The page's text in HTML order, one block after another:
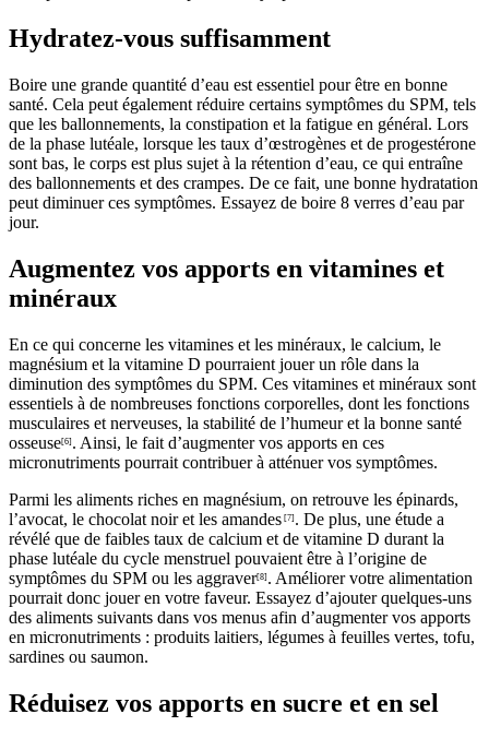
Hydratez-vous suffisamment
Boire une grande quantité d’eau est essentiel pour être en bonne
santé. Cela peut également réduire certains symptômes du SPM, tels
que les ballonnements, la constipation et la fatigue en général. Lors
de la phase lutéale, lorsque les taux d’œstrogènes et de progestérone
sont bas, le corps est plus sujet à la rétention d’eau, ce qui entraîne
des ballonnements et des crampes. De ce fait, une bonne hydratation
peut diminuer ces symptômes. Essayez de boire 8 verres d’eau par
jour.
Augmentez vos apports en vitamines et
minéraux
En ce qui concerne les vitamines et les minéraux, le calcium, le
magnésium et la vitamine D pourraient jouer un rôle dans la
diminution des symptômes du SPM. Ces vitamines et minéraux sont
essentiels à de nombreuses fonctions corporelles, dont les fonctions
musculaires et nerveuses, la stabilité de l’humeur et la bonne santé
osseuse[6] . Ainsi, le fait d’augmenter vos apports en ces
micronutriments pourrait contribuer à atténuer vos symptômes.
Parmi les aliments riches en magnésium, on retrouve les épinards,
l’avocat, le chocolat noir et les amandes [7] . De plus, une étude a
révélé que de faibles taux de calcium et de vitamine D durant la
phase lutéale du cycle menstruel pouvaient être à l’origine de
symptômes du SPM ou les aggraver[8] . Améliorer votre alimentation
pourrait donc jouer en votre faveur. Essayez d’ajouter quelques-uns
des aliments suivants dans vos menus afin d’augmenter vos apports
en micronutriments : produits laitiers, légumes à feuilles vertes, tofu,
sardines ou saumon.
Réduisez vos apports en sucre et en sel